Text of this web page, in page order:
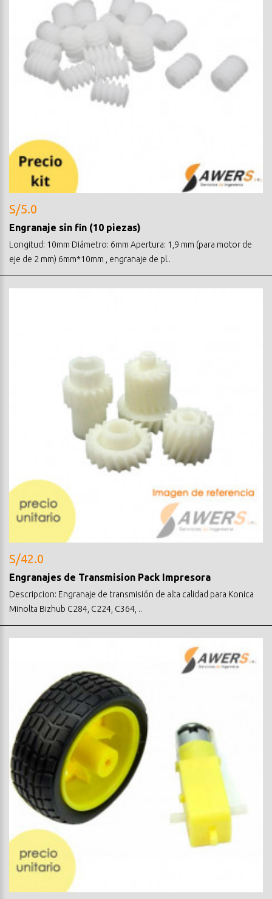
S/5.0
Engranaje sin fin (10 piezas)
Longitud: 10mm Diámetro: 6mm Apertura: 1,9 mm (para motor de
eje de 2 mm) 6mm*10mm , engranaje de pl..
S/42.0
Engranajes de Transmision Pack Impresora
Descripcion: Engranaje de transmisión de alta calidad para Konica
Minolta Bizhub C284, C224, C364, ..